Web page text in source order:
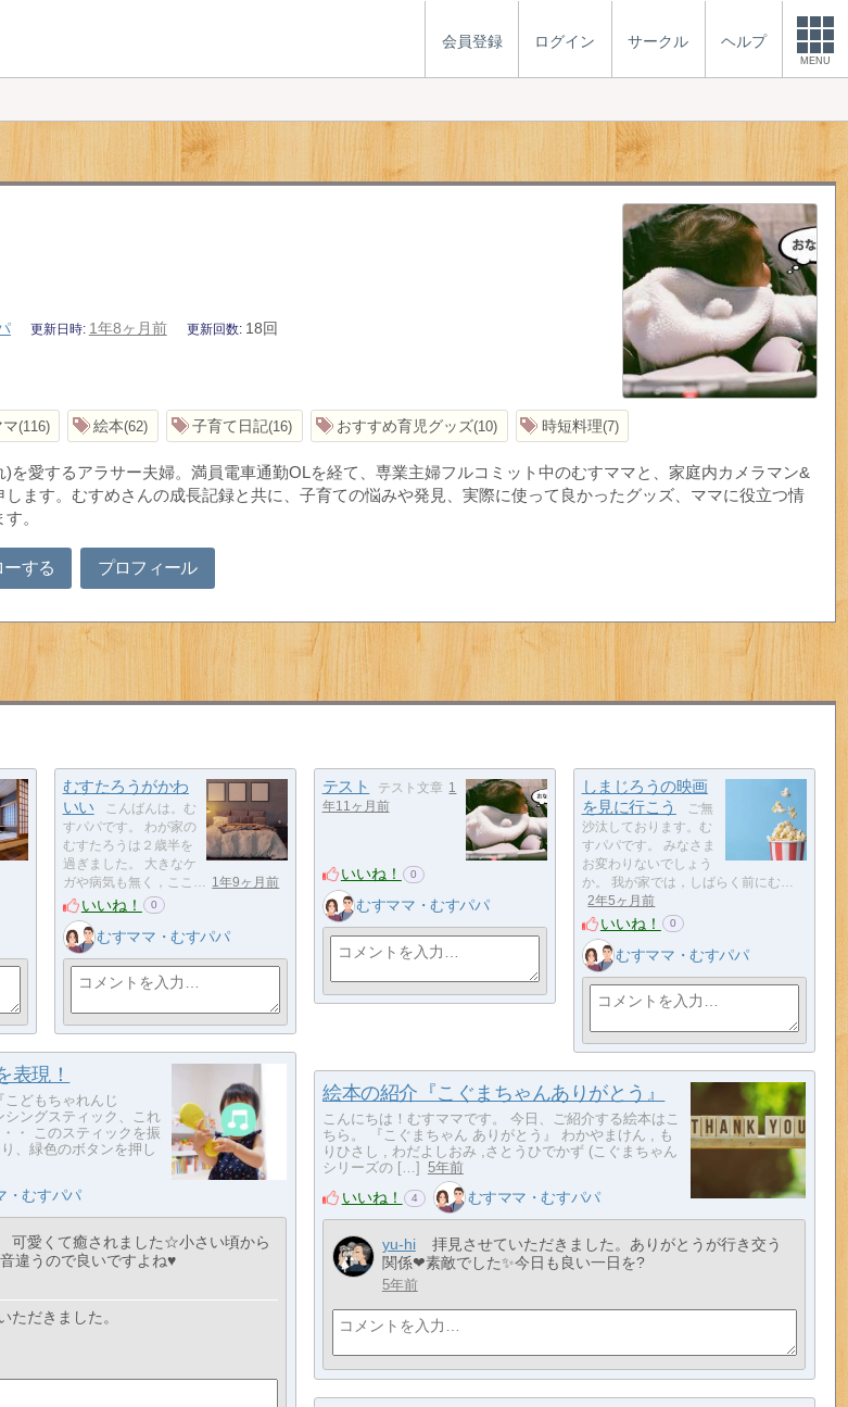
会員登録 ログイン サークル ヘルプ
MENU
更新日時 1年8ヶ月前 更新回数 18回
116 絵本 62 子育て日記 16 おすすめ育児グッズ 10 時短料理 7
を愛するアラサー夫婦。満員電車通勤OLを経て、専業主婦フルコミット中のむすママと、家庭内カメラマン&
ます。むすめさんの成長記録と共に、子育ての悩みや発見、実際に使って良かったグッズ、ママに役立つ情
。
ーする プロフィール
むすたろうがかわ
いい
こんばんは。む
すパパです。 わが家の
むすたろうは２歳半を
過ぎました。 大きなケ
ガや病気も無く，ここ… 1年9ヶ月前
いいね！ 0
むすママ・むすパパ
テスト テスト文章 1
年11ヶ月前
いいね！ 0
むすママ・むすパパ
しまじろうの映画
を見に行こう
ご無
沙汰しております。む
すパパです。 みなさま
お変わりないでしょう
か。 我が家では，しばらく前にむ…
2年5ヶ月前
いいね！ 0
むすママ・むすパパ
表現！
どもちゃれんじ
シングスティック、これ
・ このスティックを振
、緑色のボタンを押し
・むすパパ
可愛くて癒されました☆小さい頃から
違うので良いですよね♥
ただきました。
絵本の紹介『こぐまちゃんありがとう』
こんにちは！むすママです。 今日、ご紹介する絵本はこ
ちら。 『こぐまちゃん ありがとう』 わかやまけん , も
りひさし , わだよしおみ ,さとうひでかず (こぐまちゃん
シリーズの […] 5年前
いいね！ 4 むすママ・むすパパ
yu-hi
拝見させていただきました。ありがとうが行き交う
関係❤素敵でした✨今日も良い一日を?
5年前